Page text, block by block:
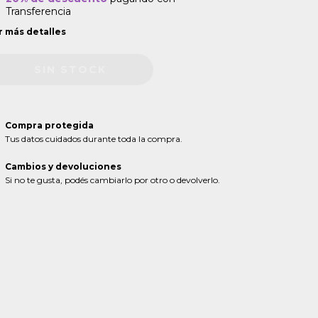
Transferencia
más detalles
Compra protegida
Tus datos cuidados durante toda la compra.
Cambios y devoluciones
Si no te gusta, podés cambiarlo por otro o devolverlo.